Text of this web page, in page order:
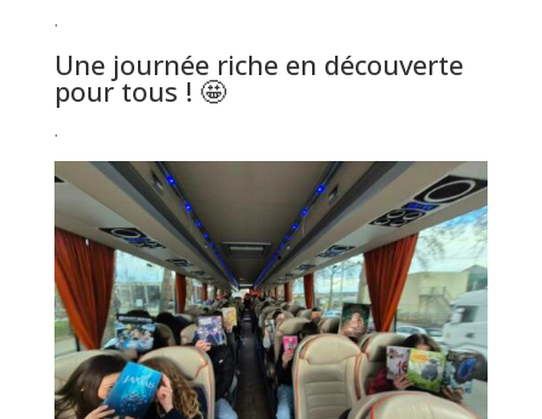
.
Une journée riche en découverte
pour tous ! 🤩
.